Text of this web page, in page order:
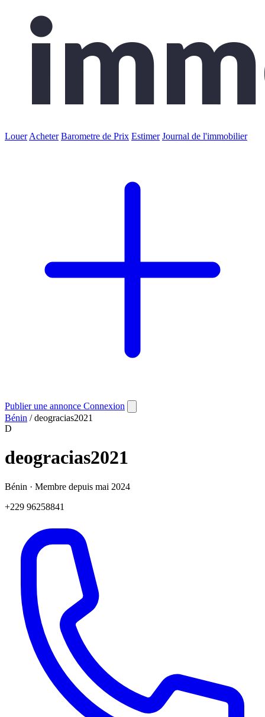
Louer Acheter Barometre de Prix Estimer Journal de l'immobilier
Publier une annonce Connexion
Bénin / deogracias2021
D
deogracias2021
Bénin · Membre depuis mai 2024
+229 96258841